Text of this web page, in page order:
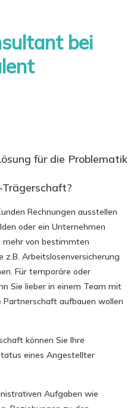
bei
für die Problematik
Rechnungen ausstellen
oder ein Unternehmen
mehr von bestimmten
Arbeitslosenversicherung
Für temporäre oder
Sie lieber in einem Team mit
aufbauen wollen
können Sie Ihre
eines Angestellter
Aufgaben wie